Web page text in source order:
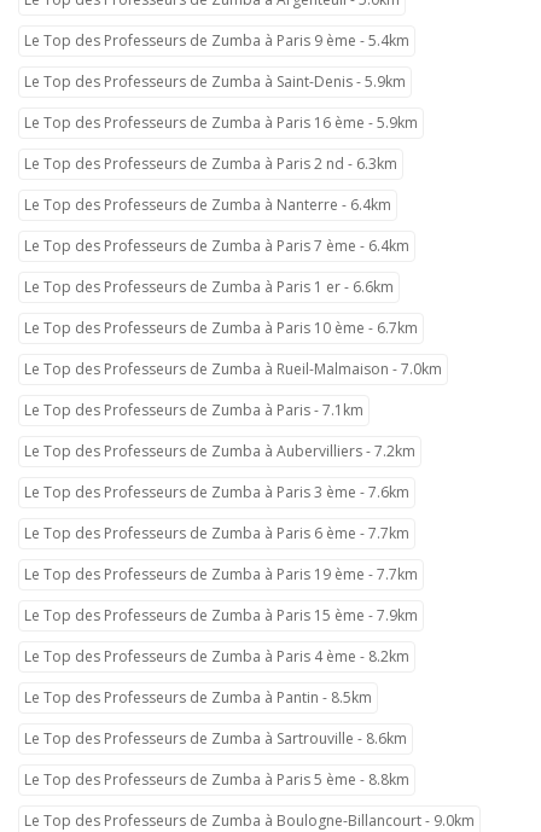
Le Top des Professeurs de Zumba à Paris 9 ème - 5.4km
Le Top des Professeurs de Zumba à Saint-Denis - 5.9km
Le Top des Professeurs de Zumba à Paris 16 ème - 5.9km
Le Top des Professeurs de Zumba à Paris 2 nd - 6.3km
Le Top des Professeurs de Zumba à Nanterre - 6.4km
Le Top des Professeurs de Zumba à Paris 7 ème - 6.4km
Le Top des Professeurs de Zumba à Paris 1 er - 6.6km
Le Top des Professeurs de Zumba à Paris 10 ème - 6.7km
Le Top des Professeurs de Zumba à Rueil-Malmaison - 7.0km
Le Top des Professeurs de Zumba à Paris - 7.1km
Le Top des Professeurs de Zumba à Aubervilliers - 7.2km
Le Top des Professeurs de Zumba à Paris 3 ème - 7.6km
Le Top des Professeurs de Zumba à Paris 6 ème - 7.7km
Le Top des Professeurs de Zumba à Paris 19 ème - 7.7km
Le Top des Professeurs de Zumba à Paris 15 ème - 7.9km
Le Top des Professeurs de Zumba à Paris 4 ème - 8.2km
Le Top des Professeurs de Zumba à Pantin - 8.5km
Le Top des Professeurs de Zumba à Sartrouville - 8.6km
Le Top des Professeurs de Zumba à Paris 5 ème - 8.8km
Le Top des Professeurs de Zumba à Boulogne-Billancourt - 9.0km